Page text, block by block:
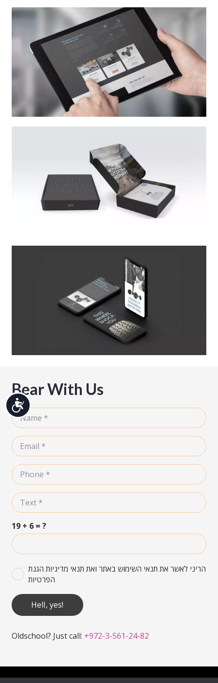
Bear With Us
19 + 6 = ?
הריני לאשר את תנאי השימוש באתר ואת תנאי מדיניות הגנת
הפרטיות
Hell, yes!
Oldschool? Just call: +972-3-561-24-82